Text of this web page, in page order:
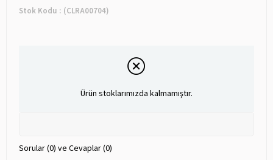
Stok Kodu (CLRA00704)
Ürün stoklarımızda kalmamıştır.
Sorular (0) ve Cevaplar (0)